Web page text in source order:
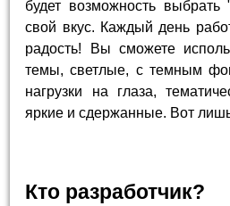
будет возможность
свой вкус. Каждый день
радость! Вы сможете
темы, светлые, с темным
нагрузки на глаза,
яркие и сдержанные. Вот
Кто разработчик?